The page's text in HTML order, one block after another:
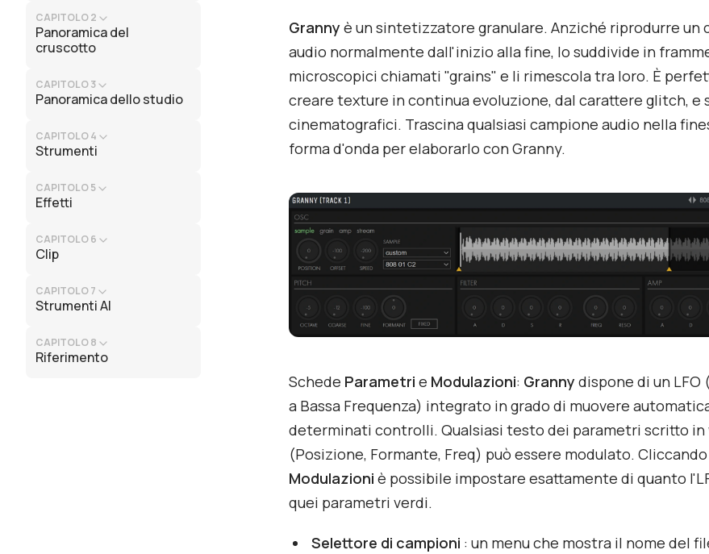
CAPITOLO 2
Panoramica del
cruscotto
CAPITOLO 3
Panoramica dello studio
CAPITOLO 4
Strumenti
CAPITOLO 5
Effetti
CAPITOLO 6
Clip
CAPITOLO 7
Strumenti AI
CAPITOLO 8
Riferimento
Granny è un sintetizzatore granulare. Anziché riprodurre un
audio normalmente dall'inizio alla fine, lo suddivide in
microscopici chiamati "grains" e li rimescola tra loro. È
creare texture in continua evoluzione, dal carattere glitch, e
cinematografici. Trascina qualsiasi campione audio nella
forma d'onda per elaborarlo con Granny.
Schede Parametri e Modulazioni: Granny dispone di un LFO
a Bassa Frequenza) integrato in grado di muovere
determinati controlli. Qualsiasi testo dei parametri scritto in
(Posizione, Formante, Freq) può essere modulato.
Modulazioni è possibile impostare esattamente di quanto
quei parametri verdi.
Selettore di campioni : un menu che mostra il nome del